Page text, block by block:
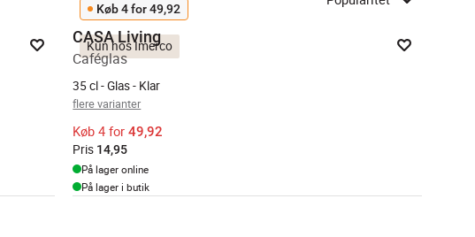
Kun hos Imerco
Køb 4 for 49,92
CASA Living
Caféglas
35 cl - Glas - Klar
flere varianter
Køb 4 for 49,92
Pris 14,95
På lager online
På lager i butik